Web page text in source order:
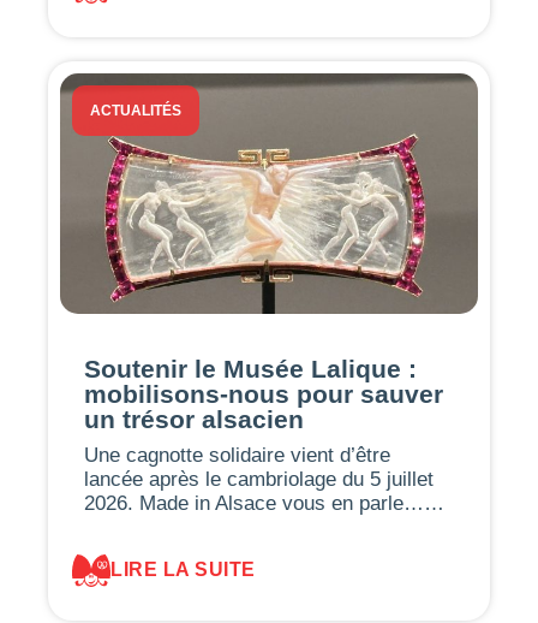
ACTUALITÉS
Soutenir le Musée Lalique :
mobilisons-nous pour sauver
un trésor alsacien
Une cagnotte solidaire vient d’être
lancée après le cambriolage du 5 juillet
2026. Made in Alsace vous en parle……
LIRE LA SUITE